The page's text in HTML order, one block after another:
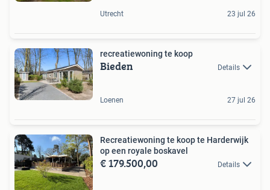
Utrecht 23 jul 26
recreatiewoning te koop
Bieden Details
Loenen 27 jul 26
Recreatiewoning te koop te Harderwijk
op een royale boskavel
€ 179.500,00 Details